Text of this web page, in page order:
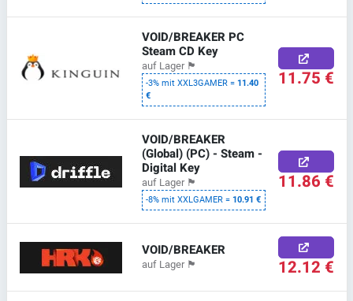
VOID/BREAKER PC
Steam CD Key
auf Lager 🏴
-3% mit XXL3GAMER =11.40
€
11.75 €
VOID/BREAKER
(Global) (PC) - Steam -
Digital Key
auf Lager 🏴
-8% mit XXLGAMER =10.91 €
11.86 €
VOID/BREAKER
auf Lager 🏴 12.12 €